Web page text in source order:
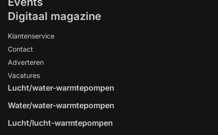
Digitaal magazine
Klantenservice
Contact
Adverteren
Vacatures
Lucht/water-warmtepompen
Water/water-warmtepompen
Lucht/lucht-warmtepompen